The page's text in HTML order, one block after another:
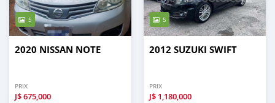
5
2020 NISSAN NOTE
PRIX
J$675,000
5
2012 SUZUKI SWIFT
PRIX
J$ 1,180,000